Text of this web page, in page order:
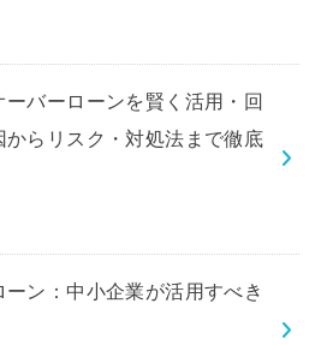
バーローンを賢く活用・回
らリスク・対処法まで徹底
ン：中小企業が活用すべき